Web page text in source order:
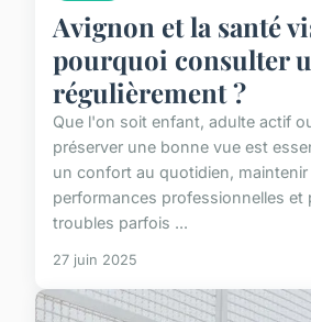
Avignon et la santé
pourquoi consulter
régulièrement ?
Que l'on soit enfant, adulte actif
préserver une bonne vue est
un confort au quotidien, maintenir
performances professionnelles et
troubles parfois ...
27 juin 2025